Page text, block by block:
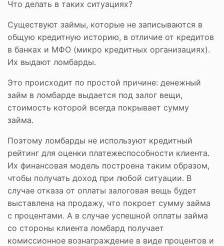
Что делать в таких ситуациях?
Существуют займы, которые не записываются в
общую кредитную историю, в отличие от кредитов
в банках и МФО (микро кредитных организациях).
Их выдают ломбарды.
Это происходит по простой причине: денежный
займ в ломбарде выдается под залог вещи,
стоимость которой всегда покрывает сумму
займа.
Поэтому ломбарды не используют кредитный
рейтинг для оценки платежеспособности клиента.
Их финансовая модель построена таким образом,
чтобы получать доход при любой ситуации. В
случае отказа от оплаты залоговая вещь будет
выставлена на продажу, что покроет сумму займа
с процентами. А в случае успешной оплаты займа
со стороны клиента ломбард получает
комиссионное вознаграждение в виде процентов и